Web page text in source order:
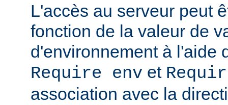
L'accès au serveur peut
fonction de la valeur de
d'environnement à l'aide
Require env et
association avec la